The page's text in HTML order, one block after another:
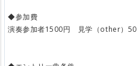
◆参加費
演奏参加者1500円 見学（other）